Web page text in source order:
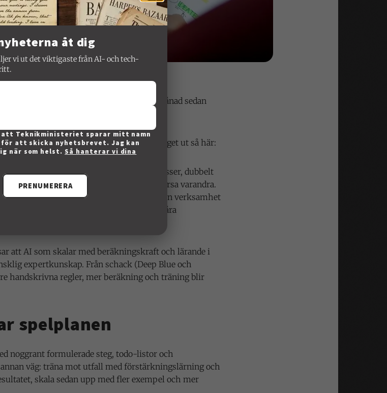
School, skrev
för ungefär en månad sedan
gånger.
av mina egna slutsatser ser resonemanget ut så här:
i ett bolag dyker det ofta upp dolda processer, dubbelt
personer, problem och lösningar råkar korsa varandra.
perspektivet. I en studie fick en vd se sin verksamhet
när kartan rullades ut. Slutsats: våra
än manual.
att AI som skalar med beräkningskraft och lärande i
expertkunskap. Från schack (Deep Blue och
handskrivna regler, mer beräkning och träning blir
spelplanen
noggrant formulerade steg, todo-listor och
väg: träna mot utfall med förstärkningslärning och
skala sedan upp med fler exempel och mer
åt dig
vi ut det viktigaste från AI- och tech-
att Teknikministeriet sparar mitt namn
för att skicka nyhetsbrevet. Jag kan
när som helst. Så hanterar vi dina
PRENUMERERA